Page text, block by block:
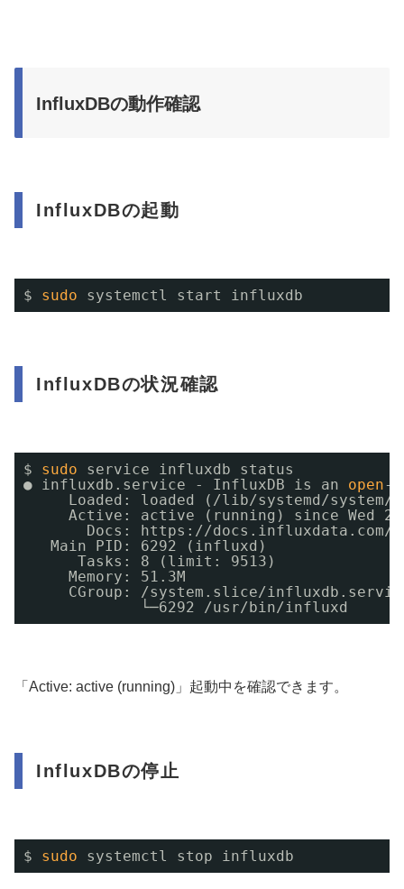
InfluxDBの動作確認
InfluxDBの起動
$ sudo systemctl start influxdb
InfluxDBの状況確認
$ sudo
service influxdb status
● influxdb.service - InfluxDB is an open-
Loaded: loaded ( /lib/systemd/system/
Active: active (running) since Wed
Docs: https: //docs .influxdata.com/
Main PID: 6292 (influxd)
Tasks: 8 (limit: 9513)
Memory: 51.3M
CGroup: /system .slice/influxdb
└─6292 /usr/bin/influxd
「Active: active (running)」起動中を確認できます。
InfluxDBの停止
$ sudo systemctl stop influxdb